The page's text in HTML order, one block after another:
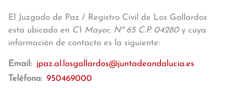
El Juzgado de Paz / Registro Civil de Los Gallardos
está ubicado en C\ Mayor, Nº 65 C.P. 04280y cuya
información de contacto es la siguiente:
Email: jpaz.al.losgallardos@juntadeandalucia.es
Teléfono: 950469000